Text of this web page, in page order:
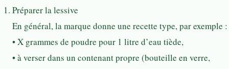
Préparer la lessive
En général, la marque donne une recette type, par exemple :
• X grammes de poudre pour 1 litre d’eau tiède,
• à verser dans un contenant propre (bouteille en verre,